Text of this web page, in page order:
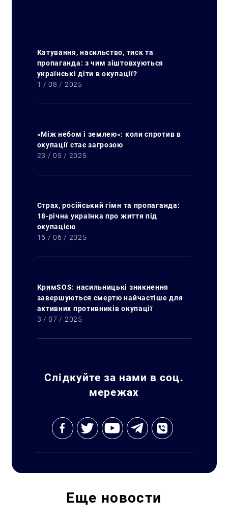
Искать:
Катування, насильство, тиск та
пропаганда: з чим зіштовхуються
українські діти в окупації?
1 / 08 / 2025
«Між небом і землею»: коли спротив в
окупації стає загрозою
23 / 05 / 2025
Страх, російський гімн та пропаганда:
18-річна українка про життя під
окупацією
16 / 06 / 2025
КримSOS: насильницькі зникнення
завершуються смертю найчастіше для
активних противників окупації
3 / 07 / 2025
Слідкуйте за нами в соц.
мережах
Еще новости